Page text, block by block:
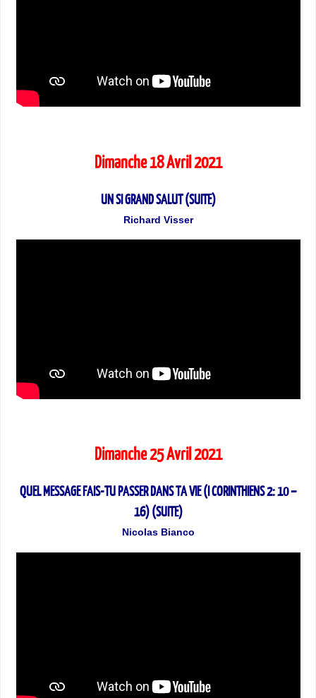
Dimanche 18 Avril 2021
UN SI GRAND SALUT (SUITE)
Richard Visser
Dimanche 25 Avril 2021
QUEL MESSAGE FAIS-TU PASSER DANS TA VIE (I CORINTHIENS 2: 10 –
16) (SUITE)
Nicolas Bianco